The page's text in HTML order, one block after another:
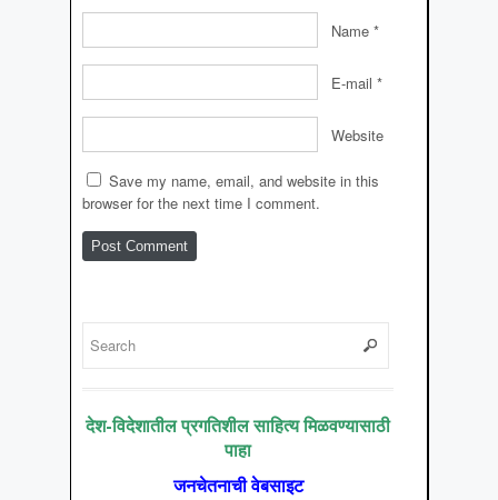
Name *
E-mail *
Website
Save my name, email, and website in this
browser for the next time I comment.
देश-विदेशातील प्रगतिशील साहित्य मिळवण्यासाठी
पाहा
जनचेतनाची वेबसाइट